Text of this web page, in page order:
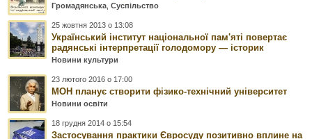
Громадянська ,Суспільство
25 жовтня 2013 о 13:08
Український інститут національної пам'яті повертає
радянські інтерпретації голодомору — історик
Новини культури
23 лютого 2016 о 17:00
МОН планує створити фізико-технічний університет
Новини освіти
18 грудня 2014 о 15:54
Застосування практики Євросуду позитивно вплине на